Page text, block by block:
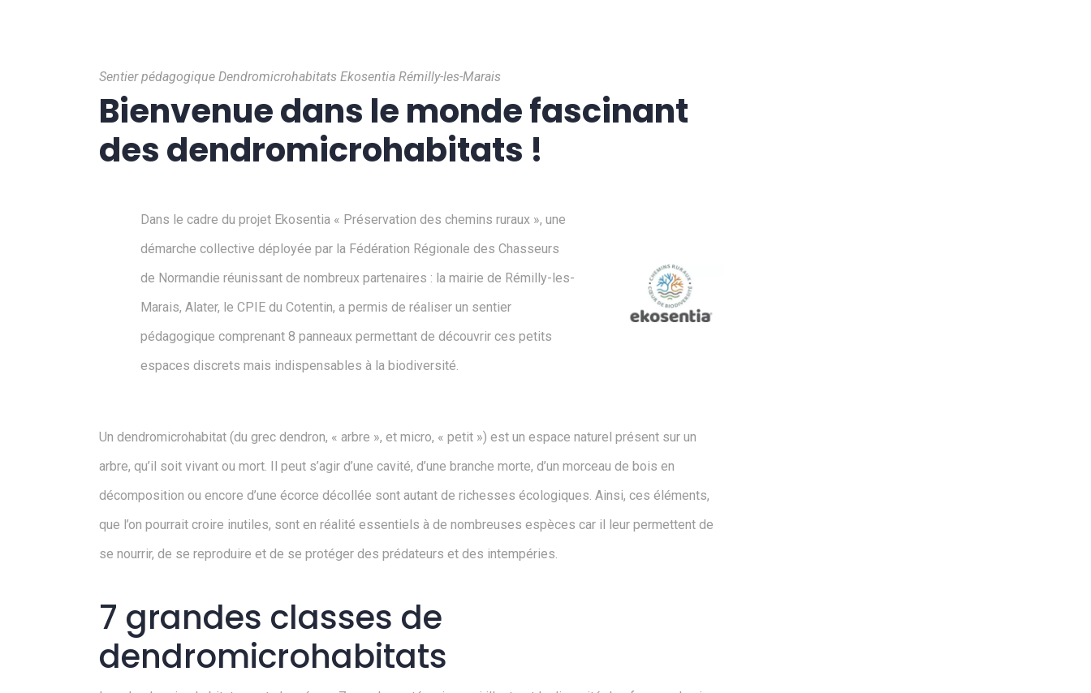
Sentier pédagogique Dendromicrohabitats Ekosentia Rémilly-les-Marais
Bienvenue dans le monde fascinant
des dendromicrohabitats !
Dans le cadre du projet Ekosentia « Préservation des chemins ruraux », une
démarche collective déployée par la Fédération Régionale des Chasseurs
de Normandie réunissant de nombreux partenaires : la mairie de Rémilly-les-
Marais, Alater, le CPIE du Cotentin, a permis de réaliser un sentier
pédagogique comprenant 8 panneaux permettant de découvrir ces petits
espaces discrets mais indispensables à la biodiversité.
Un dendromicrohabitat (du grec dendron, « arbre », et micro, « petit ») est un espace naturel présent sur un
arbre, qu’il soit vivant ou mort. Il peut s’agir d’une cavité, d’une branche morte, d’un morceau de bois en
décomposition ou encore d’une écorce décollée sont autant de richesses écologiques. Ainsi, ces éléments,
que l’on pourrait croire inutiles, sont en réalité essentiels à de nombreuses espèces car il leur permettent de
se nourrir, de se reproduire et de se protéger des prédateurs et des intempéries.
7 grandes classes de
dendromicrohabitats